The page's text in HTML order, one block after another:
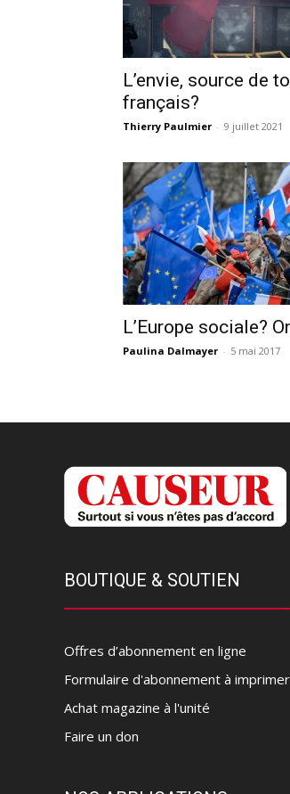
L’envie, source de
français?
Thierry Paulmier - 9 juillet 2021
L’Europe sociale?
Paulina Dalmayer - 5 mai 2017
BOUTIQUE & SOUTIEN
Offres d’abonnement en ligne
Formulaire d'abonnement à imprimer
Achat magazine à l'unité
Faire un don